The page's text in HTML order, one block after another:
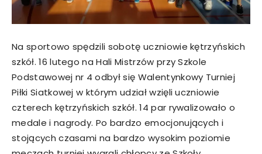
Na sportowo spędzili sobotę uczniowie kętrzyńskich
szkół. 16 lutego na Hali Mistrzów przy Szkole
Podstawowej nr 4 odbył się Walentynkowy Turniej
Piłki Siatkowej w którym udział wzięli uczniowie
czterech kętrzyńskich szkół. 14 par rywalizowało o
medale i nagrody. Po bardzo emocjonujących i
stojących czasami na bardzo wysokim poziomie